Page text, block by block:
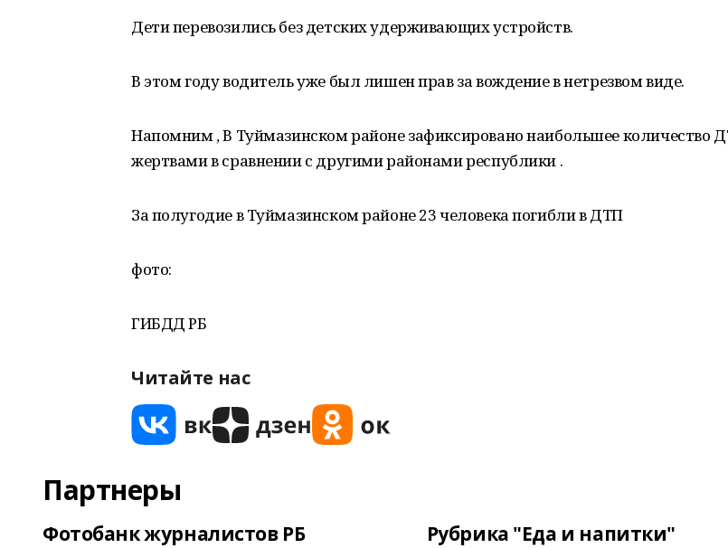
Дети перевозились без детских удерживающих устройств.
В этом году водитель уже был лишен прав за вождение в нетрезвом виде.
Напомним , В Туймазинском районе зафиксировано наибольшее количество
жертвами в сравнении с другими районами республики .
За полугодие в Туймазинском районе 23 человека погибли в ДТП
фото:
ГИБДД РБ
Читайте нас
Партнеры
Фотобанк журналистов РБ Рубрика "Еда и напитки"